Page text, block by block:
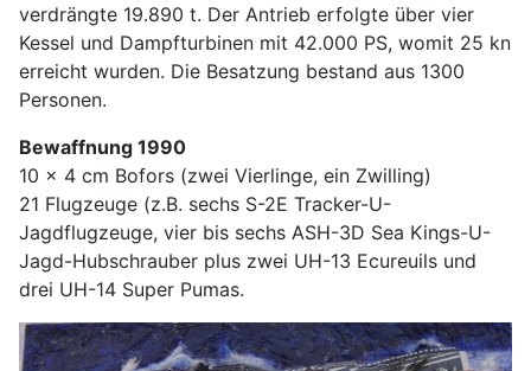
verdrängte 19.890 t. Der Antrieb erfolgte über vier
Kessel und Dampfturbinen mit 42.000 PS, womit 25 kn
erreicht wurden. Die Besatzung bestand aus 1300
Personen.
Bewaffnung 1990
10 x 4 cm Bofors (zwei Vierlinge, ein Zwilling)
21 Flugzeuge (z.B. sechs S-2E Tracker-U-
Jagdflugzeuge, vier bis sechs ASH-3D Sea Kings-U-
Jagd-Hubschrauber plus zwei UH-13 Ecureuils und
drei UH-14 Super Pumas.